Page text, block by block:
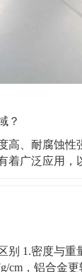
？
高、耐腐蚀性
着广泛应用，
设备结构件等
重量，提升燃
别 1.密度与重
cm，铝合金